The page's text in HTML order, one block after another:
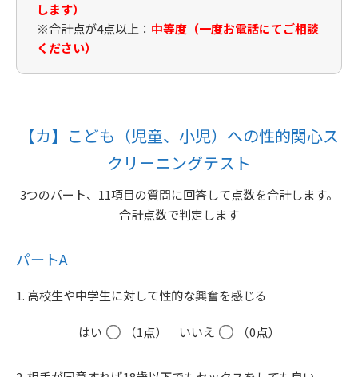
します）
※合計点が4点以上： 中等度（一度お電話にてご相談
ください）
【カ】こども（児童、小児）への性的関心ス
クリーニングテスト
3つのパート、11項目の質問に回答して点数を合計します。
合計点数で判定します
パートA
1. 高校生や中学生に対して性的な興奮を感じる
はい （1点） いいえ （0点）